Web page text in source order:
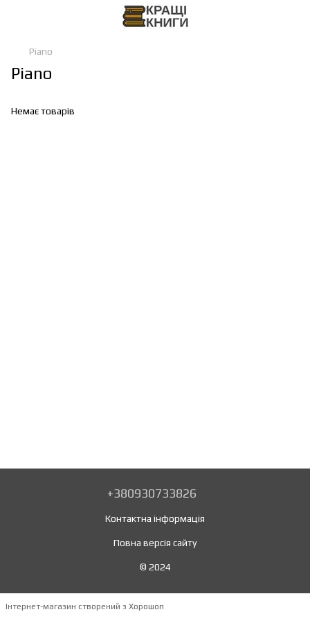
Piano
Piano
Немає товарів
+380930733826
Контактна інформація
Повна версія сайту
© 2024
Інтернет-магазин створений з Хорошоп